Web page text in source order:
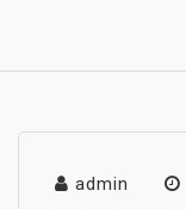
admin